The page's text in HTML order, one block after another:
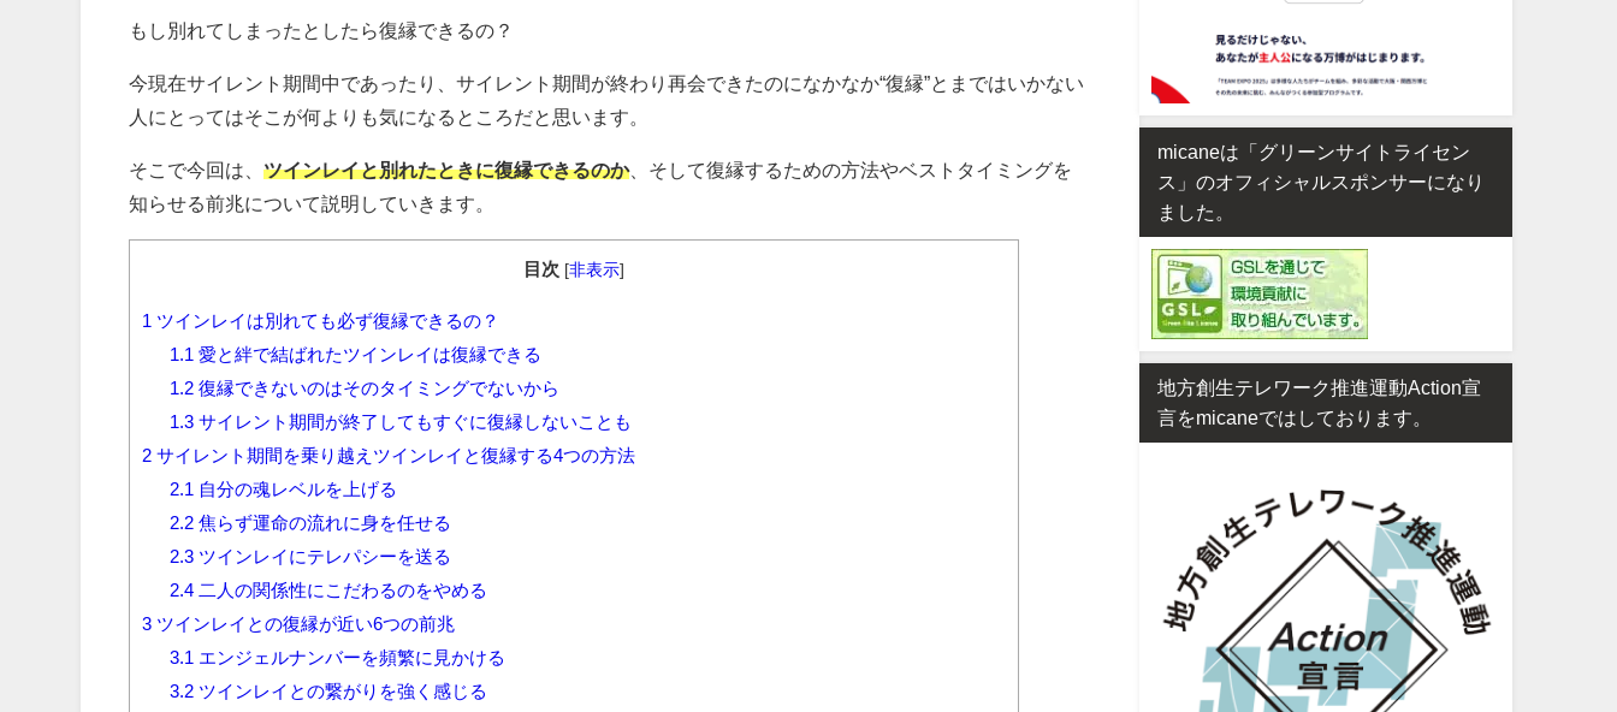
もし別れてしまったとしたら復縁できるの？
今現在サイレント期間中であったり、サイレント期間が終わり再会できたのになかなか“復縁”とまではいかない
人にとってはそこが何よりも気になるところだと思います。
そこで今回は、ツインレイと別れたときに復縁できるのか、そして復縁するための方法やベストタイミングを
知らせる前兆について説明していきます。
目次 [非表示]
1 ツインレイは別れても必ず復縁できるの？
1.1 愛と絆で結ばれたツインレイは復縁できる
1.2 復縁できないのはそのタイミングでないから
1.3 サイレント期間が終了してもすぐに復縁しないことも
2 サイレント期間を乗り越えツインレイと復縁する4つの方法
2.1 自分の魂レベルを上げる
2.2 焦らず運命の流れに身を任せる
2.3 ツインレイにテレパシーを送る
2.4 二人の関係性にこだわるのをやめる
3 ツインレイとの復縁が近い6つの前兆
3.1 エンジェルナンバーを頻繁に見かける
3.2 ツインレイとの繋がりを強く感じる
micaneは「グリーンサイトライセン
ス」のオフィシャルスポンサーになり
ました。
地方創生テレワーク推進運動Action宣
言をmicaneではしております。